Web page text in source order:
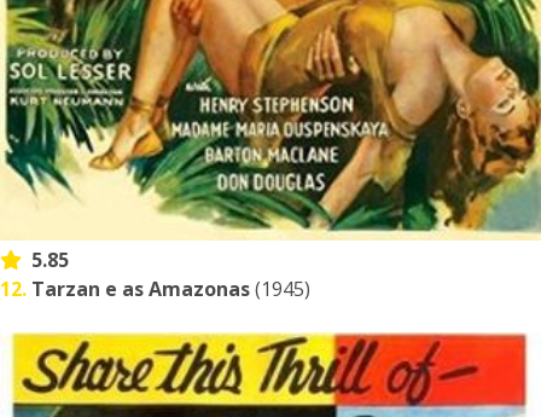
5.85
12. Tarzan e as Amazonas(1945)